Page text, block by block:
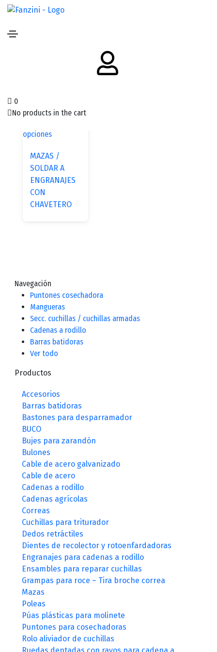
0
No products in the cart
opciones
MAZAS /
SOLDAR A
ENGRANAJES
CON
CHAVETERO
Navegación
Puntones cosechadora
Mangueras
Secc. cuchillas / cuchillas armadas
Cadenas a rodillo
Barras batidoras
Ver todo
Productos
Accesorios
Barras batidoras
Bastones para desparramador
BUCO
Bujes para zarandón
Bulones
Cable de acero galvanizado
Cable de acero
Cadenas a rodillo
Cadenas agrícolas
Correas
Cuchillas para triturador
Dedos retráctiles
Dientes de recolector y rotoenfardadoras
Engranajes para cadenas a rodillo
Ensambles para reparar cuchillas
Grampas para roce – Tira broche correa
Mazas
Poleas
Púas plásticas para molinete
Puntones para cosechadoras
Rolo aliviador de cuchillas